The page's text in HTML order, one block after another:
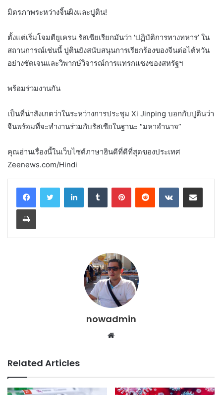
มิตรภาพระหว่างจิ้นผิงและปูติน!
ตั้งแต่เริ่มโจมตียูเครน รัสเซียเรียกมันว่า ‘ปฏิบัติการทางทหาร’ ใน
สถานการณ์เช่นนี้ ปูตินยังสนับสนุนการเรียกร้องของจีนต่อไต้หวัน
อย่างชัดเจนและวิพากษ์วิจารณ์การแทรกแซงของสหรัฐฯ
พร้อมร่วมงานกัน
เป็นที่น่าสังเกตว่าในระหว่างการประชุม Xi Jinping บอกกับปูตินว่า
จีนพร้อมที่จะทำงานร่วมกับรัสเซียในฐานะ “มหาอำนาจ”
คุณอ่านเรื่องนี้ในเว็บไซต์ภาษาฮินดีที่ดีที่สุดของประเทศ
Zeenews.com/Hindi
LinkedInTumblr PinterestReddit VKontakteShare via Email
Print
nowadmin
Website
Related Articles